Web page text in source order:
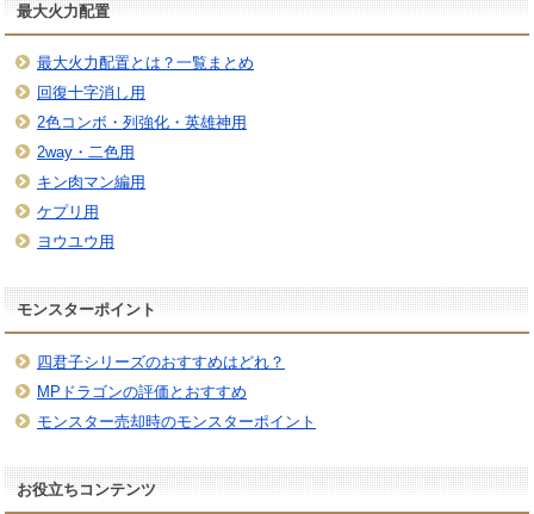
最大火力配置
最大火力配置とは？一覧まとめ
回復十字消し用
2色コンボ・列強化・英雄神用
2way・二色用
キン肉マン編用
ケプリ用
ヨウユウ用
モンスターポイント
四君子シリーズのおすすめはどれ？
MPドラゴンの評価とおすすめ
モンスター売却時のモンスターポイント
お役立ちコンテンツ